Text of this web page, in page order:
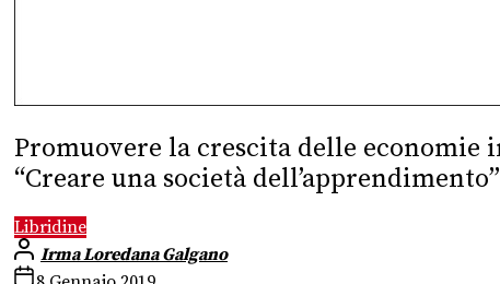
Promuovere la crescita delle economie
“Creare una società
Libridine
Irma Loredana Galgano